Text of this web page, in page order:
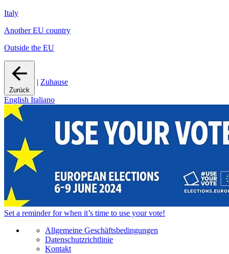
Italy
Another EU country
Outside the EU
Zurück
| Zuhause
English Italiano
Set a reminderfor when it’s time to use your vote!
Allgemeine Geschäftsbedingungen
Datenschutzrichtlinie
Kontakt